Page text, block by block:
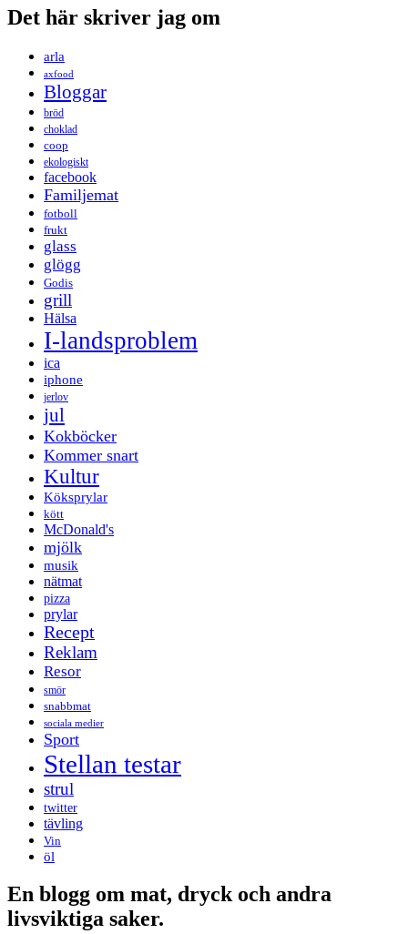
Det här skriver jag om
arla
axfood
Bloggar
bröd
choklad
coop
ekologiskt
facebook
Familjemat
fotboll
frukt
glass
glögg
Godis
grill
Hälsa
I-landsproblem
ica
iphone
jerlov
jul
Kokböcker
Kommer snart
Kultur
Köksprylar
kött
McDonald's
mjölk
musik
nätmat
pizza
prylar
Recept
Reklam
Resor
smör
snabbmat
sociala medier
Sport
Stellan testar
strul
twitter
tävling
Vin
öl
En blogg om mat, dryck och andra
livsviktiga saker.